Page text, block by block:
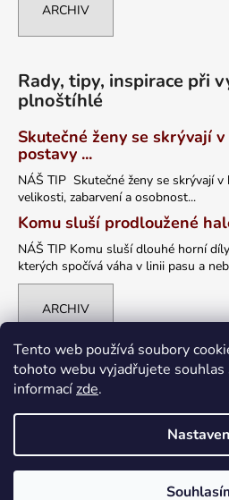
Tento web používá soubory
tohoto webu vyjadřujete souhlas
informacízde.
ARCHIV
Rady, tipy, inspirace při
plnoštíhlé
Skutečné ženy se skrývají
postavy ...
NÁŠ TIP Skutečné ženy se skrývají v
velikosti, zabarvení a osobnost...
Komu sluší prodloužené
NÁŠ TIP Komu sluší dlouhé horní
kterých spočívá váha v linii pasu a
ARCHIV
petrklic.cz.